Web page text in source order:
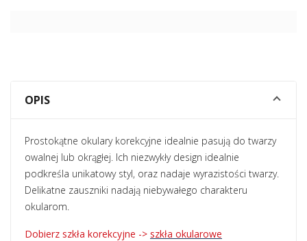
OPIS
Prostokątne okulary korekcyjne idealnie pasują do twarzy
owalnej lub okrągłej. Ich niezwykły design idealnie
podkreśla unikatowy styl, oraz nadaje wyrazistości twarzy.
Delikatne zauszniki nadają niebywałego charakteru
okularom.
Dobierz szkła korekcyjne -> szkła okularowe